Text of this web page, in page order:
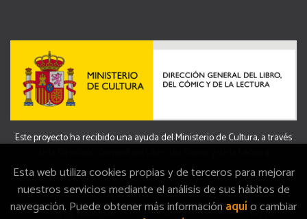
Este proyecto ha recibido una ayuda del Ministerio de Cultura, a través
2026 ©La Memòria. Todos los Derechos Reservados | Grupo
Esta web utiliza cookies propias y de terceros para mejorar
nuestros servicios mediante el análisis de sus hábitos de
navegación. Puede obtener más información aquío cambiar